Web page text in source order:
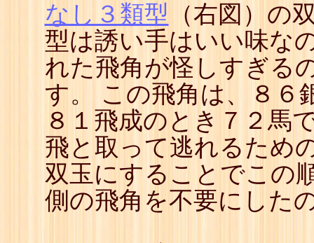
なし３類型 （右図）の
型は誘い手はいい味な
れた飛角が怪しすぎる
す。 この飛角は、８６
８１飛成のとき７２馬
飛と取って逃れるため
双玉にすることでこの
側の飛角を不要にした